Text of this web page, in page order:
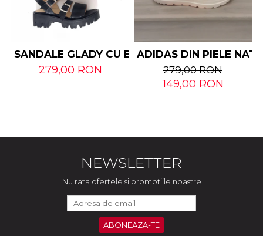
SANDALE GLADY CU BARETE DIN PIELE
279,00 RON
ADIDAS DIN PIELE
279,00 RON
149,00 RON
NEWSLETTER
Nu rata ofertele si promotiile noastre